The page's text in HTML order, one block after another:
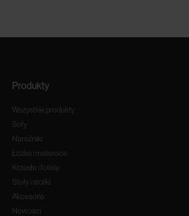
Produkty
Wszystkie produkty
Sofy
Narożniki
Łóżka i materace
Krzesła i fotele
Stoły i stoliki
Akcesoria
Nowości